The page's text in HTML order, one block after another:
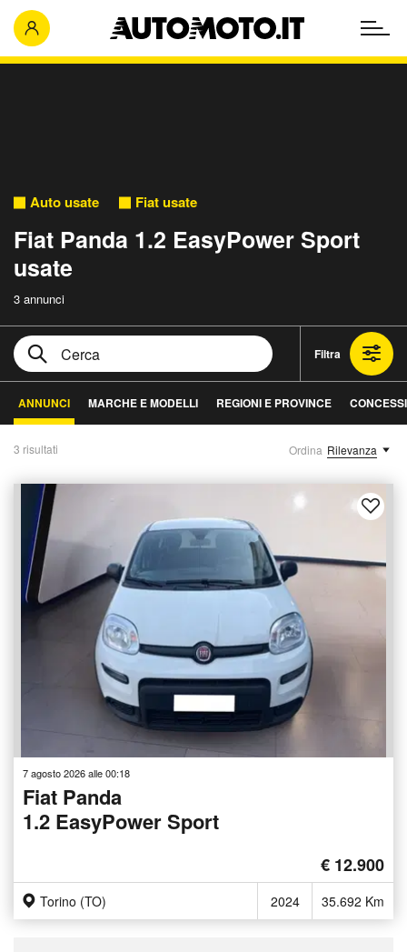
Auto usate Fiat usate
Fiat Panda 1.2 EasyPower Sport
usate
3 annunci
Filtra
ANNUNCI MARCHE E MODELLI REGIONI E PROVINCE
3 risultati Ordina Rilevanza
7 agosto 2026 alle 00:18
Fiat Panda
1.2 EasyPower Sport
€ 12.900
Torino (TO) 2024 35.692 Km